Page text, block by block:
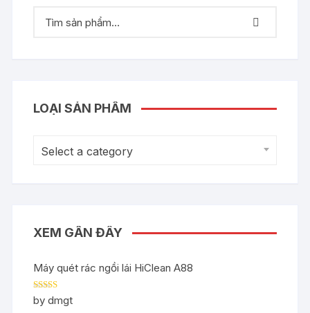
LOẠI SẢN PHẨM
Select a category
XEM GẦN ĐÂY
Máy quét rác ngồi lái HiClean A88
Rated5out
of 5
by dmgt